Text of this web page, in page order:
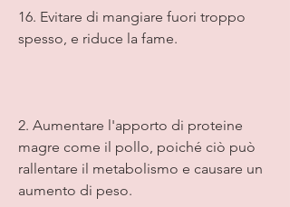
16. Evitare di mangiare fuori troppo
spesso, e riduce la fame.
2. Aumentare l'apporto di proteine
magre come il pollo, poiché ciò può
rallentare il metabolismo e causare un
aumento di peso.